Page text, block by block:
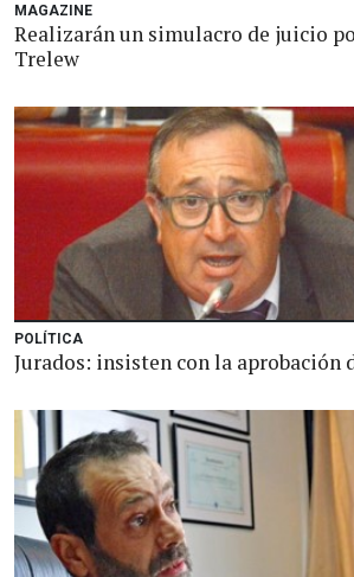
MAGAZINE
Realizarán un simulacro de juicio
Trelew
POLÍTICA
Jurados: insisten con la aprobación